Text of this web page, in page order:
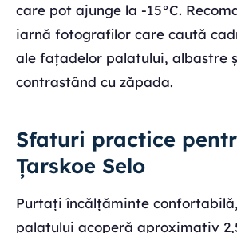
care pot ajunge la -15°C.
iarnă fotografilor care caută
ale fațadelor palatului, albastre
contrastând cu zăpada.
Sfaturi practice
Țarskoe Selo
Purtați încălțăminte
palatului acoperă aproximativ